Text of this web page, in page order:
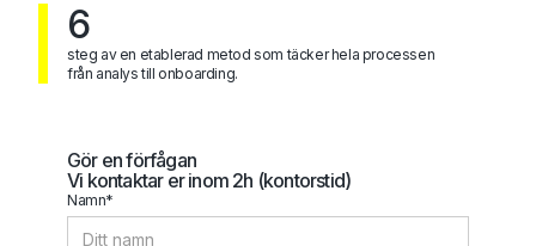
6
steg av en etablerad metod som täcker hela processen
från analys till onboarding.
Gör en förfågan
Vi kontaktar er inom 2h (kontorstid)
Namn*